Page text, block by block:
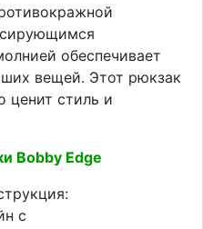
обеспечивает
вещей. Этот рюкзак
ценит стиль и
Bobby Edge
с